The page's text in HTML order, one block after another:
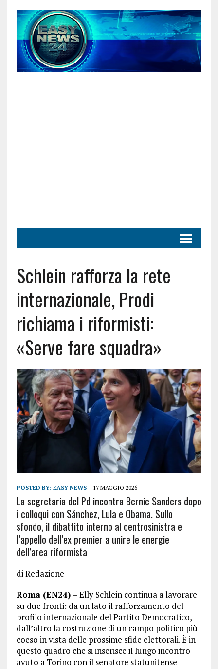
Schlein rafforza la rete
internazionale, Prodi
richiama i riformisti:
«Serve fare squadra»
POSTED BY: EASY NEWS 17 MAGGIO 2026
La segretaria del Pd incontra Bernie Sanders dopo
i colloqui con Sánchez, Lula e Obama. Sullo
sfondo, il dibattito interno al centrosinistra e
l’appello dell’ex premier a unire le energie
dell’area riformista
di Redazione
Roma (EN24) – Elly Schlein continua a lavorare
su due fronti: da un lato il rafforzamento del
profilo internazionale del Partito Democratico,
dall’altro la costruzione di un campo politico più
coeso in vista delle prossime sfide elettorali. È in
questo quadro che si inserisce il lungo incontro
avuto a Torino con il senatore statunitense